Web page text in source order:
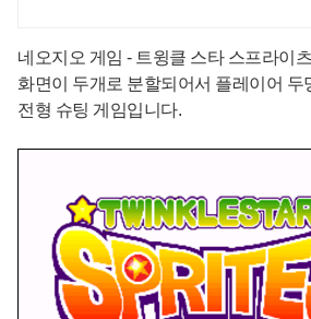
상품 업로드
네오지오 게임 - 트윙클 스타 스프라이
화면이 두개로 분할되어서 플레이어 두
전형 슈팅 게임입니다.